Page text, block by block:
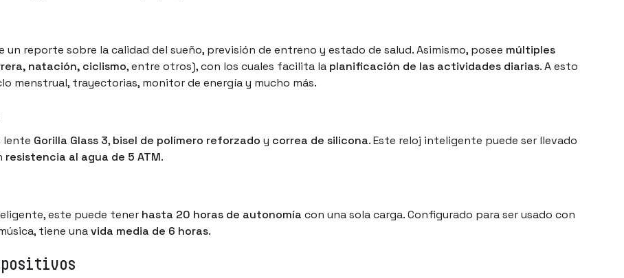
un reporte sobre la calidad del sueño, previsión de entreno y estado de salud. Asimismo, posee múltiples
natación, ciclismo, entre otros), con los cuales facilita la planificación de las actividades diarias. A esto
menstrual, trayectorias, monitor de energía y mucho más.
lente Gorilla Glass 3, bisel de polímero reforzado y correa de silicona. Este reloj inteligente puede ser llevado
resistencia al agua de 5 ATM.
este puede tener hasta 20 horas de autonomía con una sola carga. Configurado para ser usado con
tiene unavida media de 6 horas.